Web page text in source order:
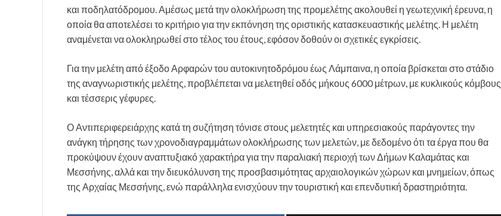
και ποδηλατόδρομου. Αμέσως μετά την ολοκλήρωση της προμελέτης ακολουθεί η γεωτεχνική έρευνα, η
οποία θα αποτελέσει το κριτήριο για την εκπόνηση της οριστικής κατασκευαστικής μελέτης. Η μελέτη
αναμένεται να ολοκληρωθεί στο τέλος του έτους, εφόσον δοθούν οι σχετικές εγκρίσεις.
Για την μελέτη από έξοδο Αρφαρών του αυτοκινητοδρόμου έως Λάμπαινα, η οποία βρίσκεται στο στάδιο
της αναγνωριστικής μελέτης, προβλέπεται να μελετηθεί οδός μήκους 6000 μέτρων, με κυκλικούς κόμβους
και τέσσερις γέφυρες.
Ο Αντιπεριφερειάρχης κατά τη συζήτηση τόνισε στους μελετητές και υπηρεσιακούς παράγοντες την
ανάγκη τήρησης των χρονοδιαγραμμάτων ολοκλήρωσης των μελετών, με δεδομένο ότι τα έργα που θα
προκύψουν έχουν αναπτυξιακό χαρακτήρα για την παραλιακή περιοχή των Δήμων Καλαμάτας και
Μεσσήνης, αλλά και την διευκόλυνση της προσβασιμότητας αρχαιολογικών χώρων και μνημείων, όπως
της Αρχαίας Μεσσήνης, ενώ παράλληλα ενισχύουν την τουριστική και επενδυτική δραστηριότητα.